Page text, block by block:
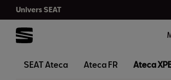
Univers SEAT
SEAT Ateca Ateca FR Ateca